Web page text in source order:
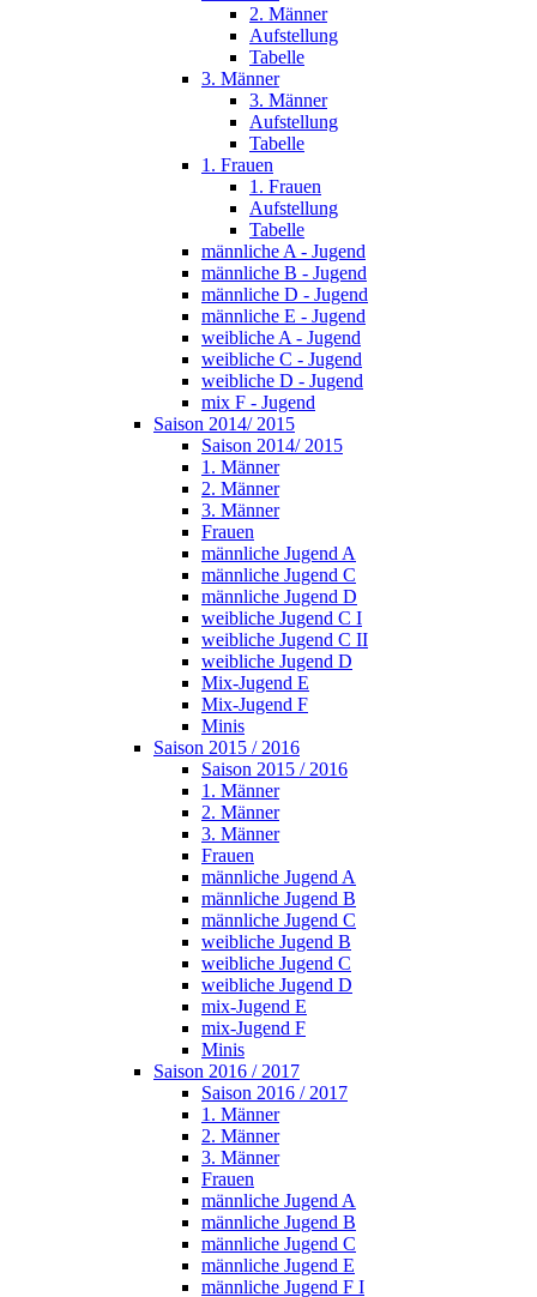
2. Männer
Aufstellung
Tabelle
3. Männer
3. Männer
Aufstellung
Tabelle
1. Frauen
1. Frauen
Aufstellung
Tabelle
männliche A - Jugend
männliche B - Jugend
männliche D - Jugend
männliche E - Jugend
weibliche A - Jugend
weibliche C - Jugend
weibliche D - Jugend
mix F - Jugend
Saison 2014/ 2015
Saison 2014/ 2015
1. Männer
2. Männer
3. Männer
Frauen
männliche Jugend A
männliche Jugend C
männliche Jugend D
weibliche Jugend C I
weibliche Jugend C II
weibliche Jugend D
Mix-Jugend E
Mix-Jugend F
Minis
Saison 2015 / 2016
Saison 2015 / 2016
1. Männer
2. Männer
3. Männer
Frauen
männliche Jugend A
männliche Jugend B
männliche Jugend C
weibliche Jugend B
weibliche Jugend C
weibliche Jugend D
mix-Jugend E
mix-Jugend F
Minis
Saison 2016 / 2017
Saison 2016 / 2017
1. Männer
2. Männer
3. Männer
Frauen
männliche Jugend A
männliche Jugend B
männliche Jugend C
männliche Jugend E
männliche Jugend F I